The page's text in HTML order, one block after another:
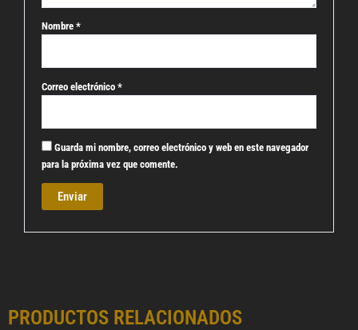
Nombre*
Correo electrónico*
Guarda mi nombre, correo electrónico y web en este navegador
para la próxima vez que comente.
PRODUCTOS RELACIONADOS